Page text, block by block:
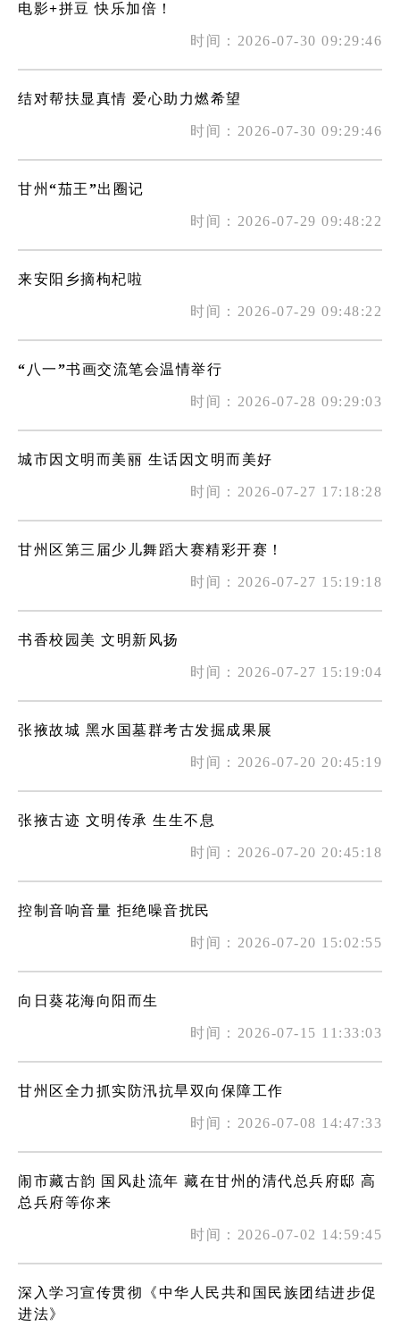
电影+拼豆 快乐加倍！
时间：2026-07-30 09:29:46
结对帮扶显真情 爱心助力燃希望
时间：2026-07-30 09:29:46
甘州“茄王”出圈记
时间：2026-07-29 09:48:22
来安阳乡摘枸杞啦
时间：2026-07-29 09:48:22
“八一”书画交流笔会温情举行
时间：2026-07-28 09:29:03
城市因文明而美丽 生话因文明而美好
时间：2026-07-27 17:18:28
甘州区第三届少儿舞蹈大赛精彩开赛！
时间：2026-07-27 15:19:18
书香校园美 文明新风扬
时间：2026-07-27 15:19:04
张掖故城 黑水国墓群考古发掘成果展
时间：2026-07-20 20:45:19
张掖古迹 文明传承 生生不息
时间：2026-07-20 20:45:18
控制音响音量 拒绝噪音扰民
时间：2026-07-20 15:02:55
向日葵花海向阳而生
时间：2026-07-15 11:33:03
甘州区全力抓实防汛抗旱双向保障工作
时间：2026-07-08 14:47:33
闹市藏古韵 国风赴流年 藏在甘州的清代总兵府邸 高
总兵府等你来
时间：2026-07-02 14:59:45
深入学习宣传贯彻《中华人民共和国民族团结进步促
进法》